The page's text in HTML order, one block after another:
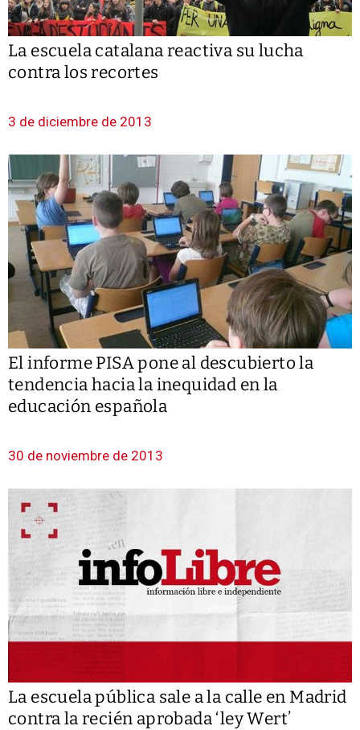
La escuela catalana reactiva su lucha
contra los recortes
3 de diciembre de 2013
El informe PISA pone al descubierto la
tendencia hacia la inequidad en la
educación española
30 de noviembre de 2013
La escuela pública sale a la calle en Madrid
contra la recién aprobada ‘ley Wert’